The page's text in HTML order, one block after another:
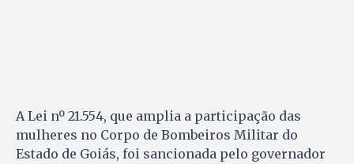
A Lei nº 21.554, que amplia a participação das
mulheres no Corpo de Bombeiros Militar do
Estado de Goiás, foi sancionada pelo governador